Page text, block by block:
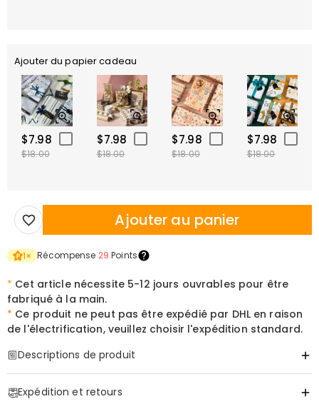
Ajouter du papier cadeau
$7.98
$18.00
$7.98
$18.00
$7.98
$18.00
$7.98
$18.00
Ajouter au panier
1× Récompense 29 Points
* Cet article nécessite 5-12 jours ouvrables pour être
fabriqué à la main.
* Ce produit ne peut pas être expédié par DHL en raison
de l'électrification, veuillez choisir l'expédition standard.
Descriptions de produit
Une Douce Lueur pour les Souvenirs qui Ne S'effacent Jamais
Expédition et retours